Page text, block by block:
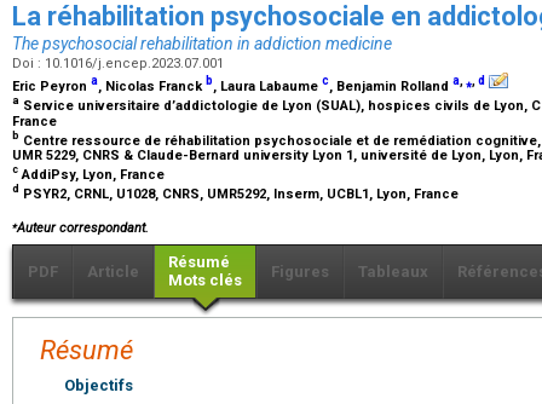
La réhabilitation psychosociale en
The psychosocial rehabilitation in addiction medicine
Doi : 10.1016/j.encep.2023.07.001
Eric Peyron a, Nicolas Franck b, Laura Labaume c, Benjamin Rolland a,⁎,d
a Service universitaire d’addictologie de Lyon (SUAL), hospices civils de Lyon,
France
b Centre ressource de réhabilitation psychosociale et de remédiation
UMR 5229, CNRS & Claude-Bernard university Lyon 1, université de Lyon, Lyon,
c AddiPsy, Lyon, France
d PSYR2, CRNL, U1028, CNRS, UMR5292, Inserm, UCBL1, Lyon, France
⁎Auteur correspondant.
PDF Article
Résumé
Mots clés
Figures Tableaux
Résumé
Objectifs